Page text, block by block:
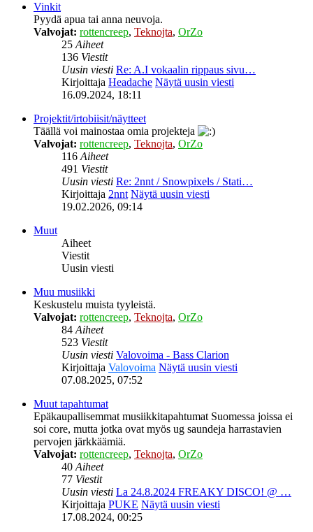
Vinkit
Pyydä apua tai anna neuvoja.
Valvojat: rottencreep, Teknojta, OrZo
25Aiheet
136 Viestit
Uusin viesti Re: A.I vokaalin rippaus sivu…
Kirjoittaja Headache Näytä uusin viesti
16.09.2024, 18:11
Projektit/irtobiisit/näytteet
Täällä voi mainostaa omia projekteja
Valvojat: rottencreep, Teknojta, OrZo
116Aiheet
491 Viestit
Uusin viesti Re: 2nnt / Snowpixels / Stati…
Kirjoittaja 2nnt Näytä uusin viesti
19.02.2026, 09:14
Muut
Aiheet
Viestit
Uusin viesti
Muu musiikki
Keskustelu muista tyyleistä.
Valvojat: rottencreep, Teknojta, OrZo
84Aiheet
523 Viestit
Uusin viesti Valovoima - Bass Clarion
Kirjoittaja Valovoima Näytä uusin viesti
07.08.2025, 07:52
Muut tapahtumat
Epäkaupallisemmat musiikkitapahtumat Suomessa joissa ei
soi core, mutta jotka ovat myös ug saundeja harrastavien
pervojen järkkäämiä.
Valvojat: rottencreep, Teknojta, OrZo
40Aiheet
77 Viestit
Uusin viesti La 24.8.2024 FREAKY DISCO! @ …
Kirjoittaja PUKE Näytä uusin viesti
17.08.2024, 00:25